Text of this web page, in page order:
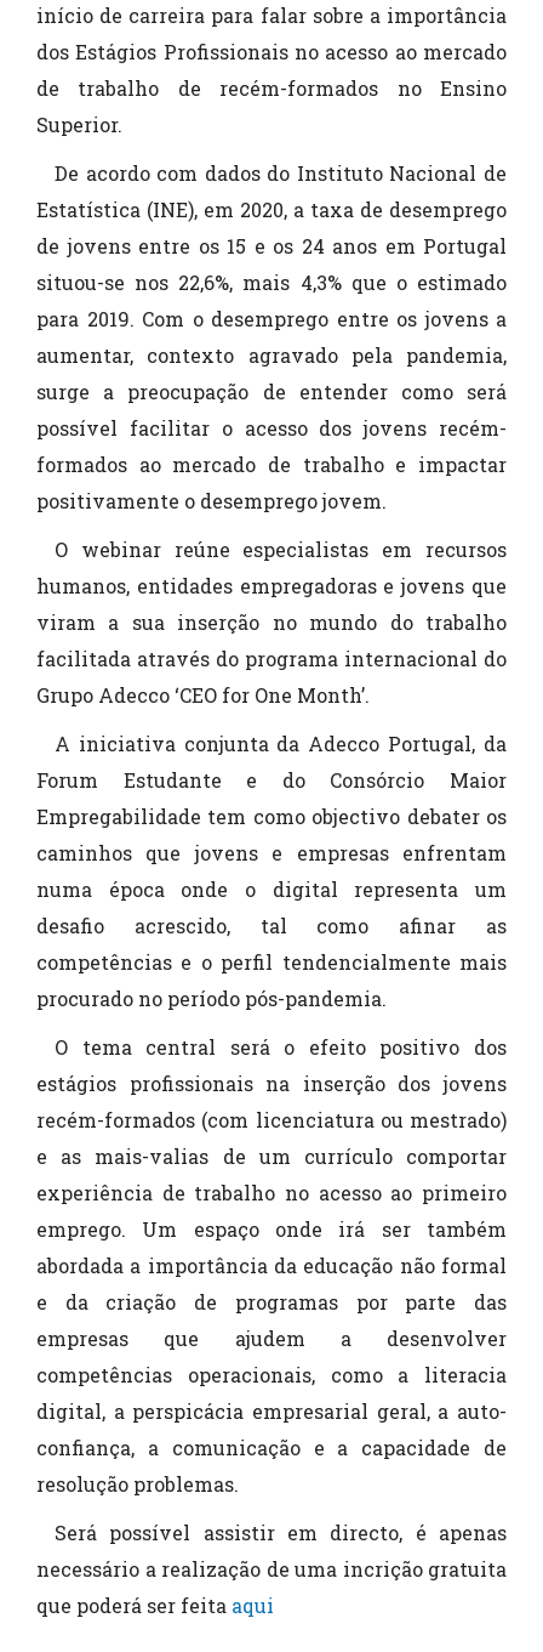
início de carreira para falar sobre a importância
dos Estágios Profissionais no acesso ao mercado
de trabalho de recém-formados no Ensino
Superior.
De acordo com dados do Instituto Nacional de
Estatística (INE), em 2020, a taxa de desemprego
de jovens entre os 15 e os 24 anos em Portugal
situou-se nos 22,6%, mais 4,3% que o estimado
para 2019. Com o desemprego entre os jovens a
aumentar, contexto agravado pela pandemia,
surge a preocupação de entender como será
possível facilitar o acesso dos jovens recém-
formados ao mercado de trabalho e impactar
positivamente o desemprego jovem.
O webinar reúne especialistas em recursos
humanos, entidades empregadoras e jovens que
viram a sua inserção no mundo do trabalho
facilitada através do programa internacional do
Grupo Adecco ‘CEO for One Month’.
A iniciativa conjunta da Adecco Portugal, da
Forum Estudante e do Consórcio Maior
Empregabilidade tem como objectivo debater os
caminhos que jovens e empresas enfrentam
numa época onde o digital representa um
desafio acrescido, tal como afinar as
competências e o perfil tendencialmente mais
procurado no período pós-pandemia.
O tema central será o efeito positivo dos
estágios profissionais na inserção dos jovens
recém-formados (com licenciatura ou mestrado)
e as mais-valias de um currículo comportar
experiência de trabalho no acesso ao primeiro
emprego. Um espaço onde irá ser também
abordada a importância da educação não formal
e da criação de programas por parte das
empresas que ajudem a desenvolver
competências operacionais, como a literacia
digital, a perspicácia empresarial geral, a auto-
confiança, a comunicação e a capacidade de
resolução problemas.
Será possível assistir em directo, é apenas
necessário a realização de uma incrição gratuita
que poderá ser feita aqui